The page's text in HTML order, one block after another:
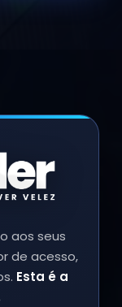
aos seus
de acesso,
Esta é a